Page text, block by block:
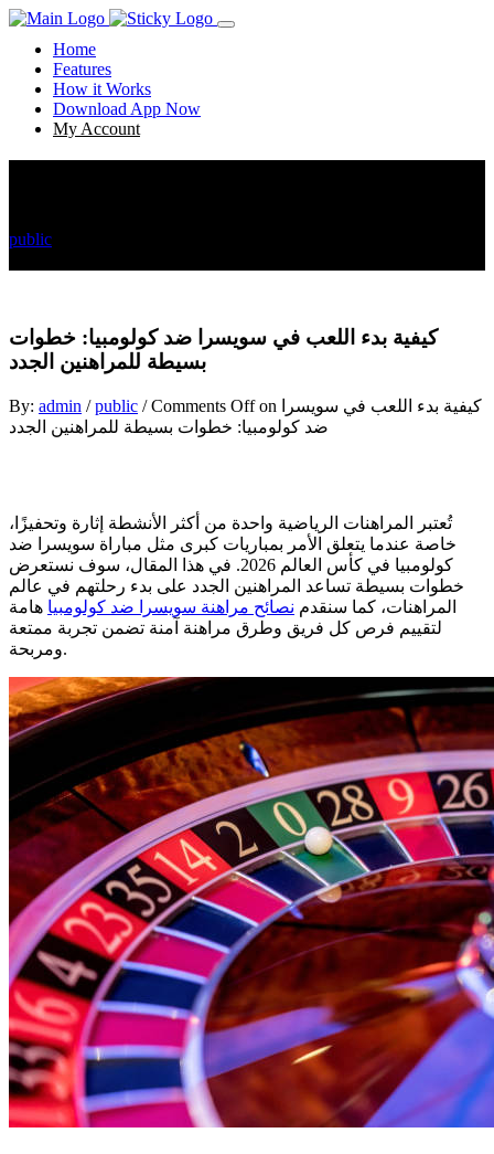
Home
Features
How it Works
Download App Now
My Account
public
كيفية بدء اللعب في سويسرا ضد كولومبيا: خطوات
بسيطة للمراهنين الجدد
By: admin / public / Comments Offon كيفية بدء اللعب في سويسرا
ضد كولومبيا: خطوات بسيطة للمراهنين الجدد
تُعتبر المراهنات الرياضية واحدة من أكثر الأنشطة إثارة وتحفيزًا،
خاصة عندما يتعلق الأمر بمباريات كبرى مثل مباراة سويسرا ضد
كولومبيا في كأس العالم 2026. في هذا المقال، سوف نستعرض
خطوات بسيطة تساعد المراهنين الجدد على بدء رحلتهم في عالم
المراهنات، كما سنقدم نصائح مراهنة سويسرا ضد كولومبيا هامة
لتقييم فرص كل فريق وطرق مراهنة آمنة تضمن تجربة ممتعة
ومربحة.